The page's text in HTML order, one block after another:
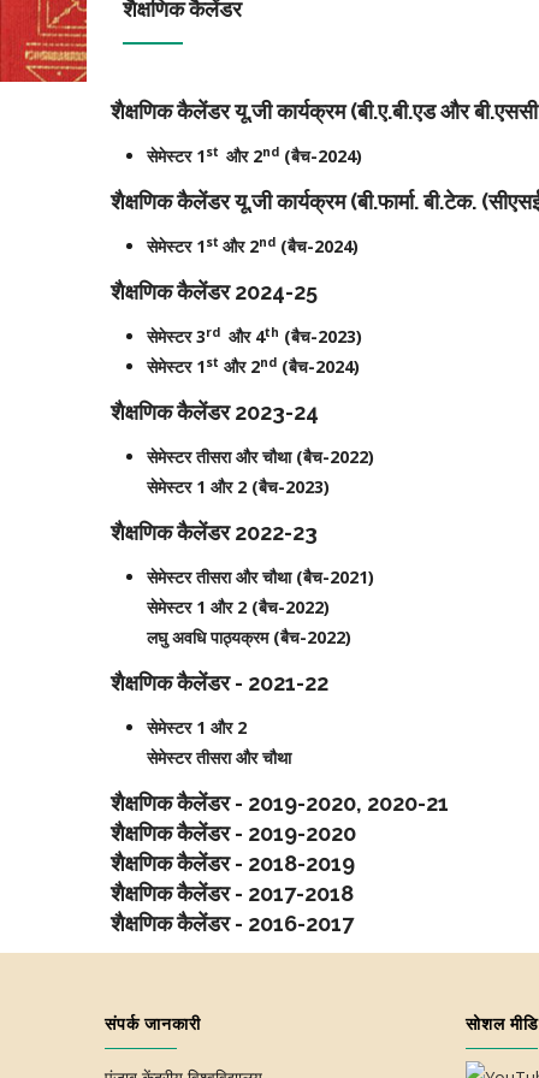
शैक्षणिक कैलेंडर
शैक्षणिक कैलेंडर यू.जी कार्यक्रम (बी.ए.बी.एड और
सेमेस्टर 1st और 2nd (बैच-2024)
शैक्षणिक कैलेंडर यू.जी कार्यक्रम (बी.फार्मा. बी.टेक.
सेमेस्टर 1st और 2nd (बैच-2024)
शैक्षणिक कैलेंडर 2024-25
सेमेस्टर 3rd और 4th (बैच-2023)
सेमेस्टर 1st और 2nd (बैच-2024)
शैक्षणिक कैलेंडर 2023-24
सेमेस्टर तीसरा और चौथा (बैच-2022)
सेमेस्टर 1 और 2 (बैच-2023)
शैक्षणिक कैलेंडर 2022-23
सेमेस्टर तीसरा और चौथा (बैच-2021)
सेमेस्टर 1 और 2 (बैच-2022)
लघु अवधि पाठ्यक्रम (बैच-2022)
शैक्षणिक कैलेंडर - 2021-22
सेमेस्टर 1 और 2
सेमेस्टर तीसरा और चौथा
शैक्षणिक कैलेंडर - 2019-2020, 2020-21
शैक्षणिक कैलेंडर - 2019-2020
शैक्षणिक कैलेंडर - 2018-2019
शैक्षणिक कैलेंडर - 2017-2018
शैक्षणिक कैलेंडर - 2016-2017
संपर्क जानकारी सोशल